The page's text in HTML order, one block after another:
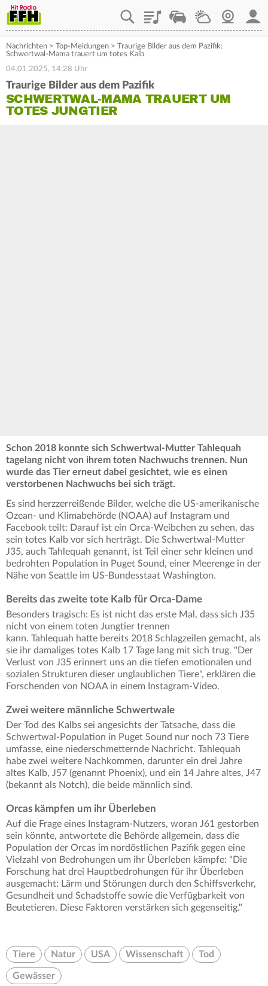
PlaylistStaupilotWetterWebcam
Nachrichten > Top-Meldungen > Traurige Bilder aus dem Pazifik:
Schwertwal-Mama trauert um totes Kalb
04.01.2025, 14:28 Uhr
Traurige Bilder aus dem Pazifik
SCHWERTWAL-MAMA TRAUERT UM
TOTES JUNGTIER
Schon 2018 konnte sich Schwertwal-Mutter Tahlequah
tagelang nicht von ihrem toten Nachwuchs trennen. Nun
wurde das Tier erneut dabei gesichtet, wie es einen
verstorbenen Nachwuchs bei sich trägt.
Es sind herzzerreißende Bilder, welche die US-amerikanische
Ozean- und Klimabehörde (NOAA) auf Instagram und
Facebook teilt: Darauf ist ein Orca-Weibchen zu sehen, das
sein totes Kalb vor sich herträgt. Die Schwertwal-Mutter
J35, auch Tahlequah genannt, ist Teil einer sehr kleinen und
bedrohten Population in Puget Sound, einer Meerenge in der
Nähe von Seattle im US-Bundesstaat Washington.
Bereits das zweite tote Kalb für Orca-Dame
Besonders tragisch: Es ist nicht das erste Mal, dass sich J35
nicht von einem toten Jungtier trennen
kann. Tahlequah hatte bereits 2018 Schlagzeilen gemacht, als
sie ihr damaliges totes Kalb 17 Tage lang mit sich trug. "Der
Verlust von J35 erinnert uns an die tiefen emotionalen und
sozialen Strukturen dieser unglaublichen Tiere", erklären die
Forschenden von NOAA in einem Instagram-Video.
Zwei weitere männliche Schwertwale
Der Tod des Kalbs sei angesichts der Tatsache, dass die
Schwertwal-Population in Puget Sound nur noch 73 Tiere
umfasse, eine niederschmetternde Nachricht. Tahlequah
habe zwei weitere Nachkommen, darunter ein drei Jahre
altes Kalb, J57 (genannt Phoenix), und ein 14 Jahre altes, J47
(bekannt als Notch), die beide männlich sind.
Orcas kämpfen um ihr Überleben
Auf die Frage eines Instagram-Nutzers, woran J61 gestorben
sein könnte, antwortete die Behörde allgemein, dass die
Population der Orcas im nordöstlichen Pazifik gegen eine
Vielzahl von Bedrohungen um ihr Überleben kämpfe: "Die
Forschung hat drei Hauptbedrohungen für ihr Überleben
ausgemacht: Lärm und Störungen durch den Schiffsverkehr,
Gesundheit und Schadstoffe sowie die Verfügbarkeit von
Beutetieren. Diese Faktoren verstärken sich gegenseitig."
Tiere Natur USA Wissenschaft Tod
Gewässer